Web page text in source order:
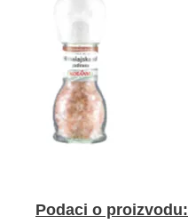
Podaci o proizvodu: